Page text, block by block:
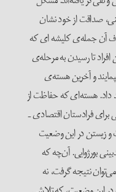
صداقت از خود نشان
آن جمله‌ی کلیشه ای که
تا رسیدن به مرحله‌ی
و آخرین هسته‌ی
داد. هسته‌ای که حفاظت از
فرادستان اقتصادی ـ
و زیستن در این وضعیت
بورژوایی. آن‌چه که
نتیجه گرفت، نه